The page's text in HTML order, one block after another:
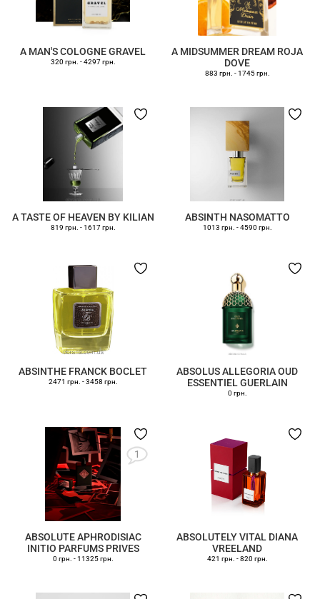
A MAN'S COLOGNE GRAVEL
320 грн. -4297 грн.
A MIDSUMMER DREAM ROJA
DOVE
883 грн. -1745 грн.
A TASTE OF HEAVEN BY KILIAN
819 грн. -1617 грн.
ABSINTH NASOMATTO
1013 грн. -4590 грн.
ABSINTHE FRANCK BOCLET
2471 грн. -3458 грн.
ABSOLUS ALLEGORIA OUD
ESSENTIEL GUERLAIN
0 грн.
1
ABSOLUTE APHRODISIAC
INITIO PARFUMS PRIVES
0 грн. -11325 грн.
ABSOLUTELY VITAL DIANA
VREELAND
421 грн. -820 грн.